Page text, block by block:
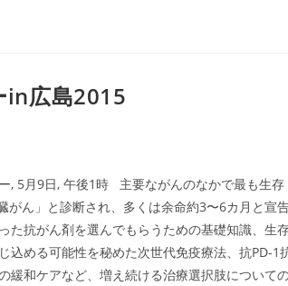
in広島2015
5月9日, 午後1時 主要ながんのなかで最も生存
ん」と診断され、多くは余命約3〜6カ月と宣
た抗がん剤を選んでもらうための基礎知識、生
込める可能性を秘めた次世代免疫療法、抗PD-1
緩和ケアなど、増え続ける治療選択肢について